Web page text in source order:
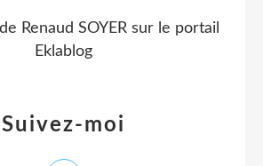
Suivez-moi
Renaud SOYER sur le portail
Eklablog